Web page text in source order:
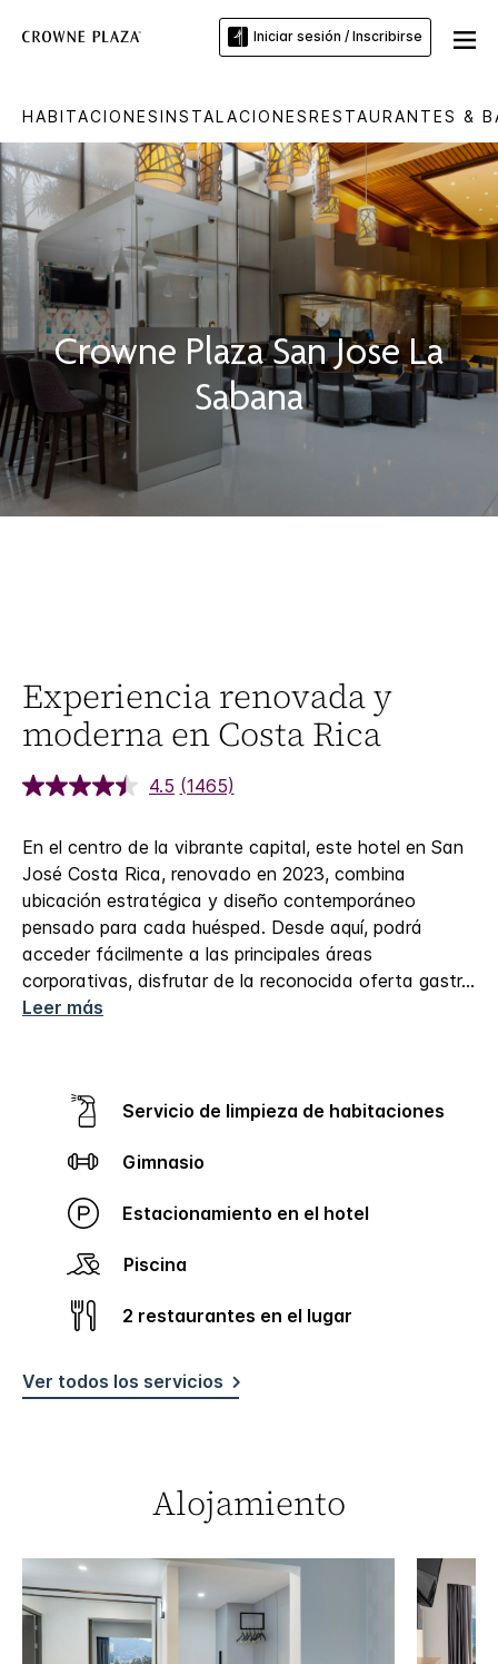
Iniciar sesión / Inscribirse
HABITACIONESINSTALACIONESRESTAURANTES &
Crowne Plaza San Jose La
Sabana
Experiencia renovada y
moderna en Costa Rica
4.5 (1465)
En el centro de la vibrante capital, este hotel en San
José Costa Rica, renovado en 2023, combina
ubicación estratégica y diseño contemporáneo
pensado para cada huésped. Desde aquí, podrá
acceder fácilmente a las principales áreas
corporativas, disfrutar de la reconocida oferta gastr...
Leer más
Servicio de limpieza de habitaciones
Gimnasio
Estacionamiento en el hotel
Piscina
2 restaurantes en el lugar
Ver todos los servicios
Alojamiento